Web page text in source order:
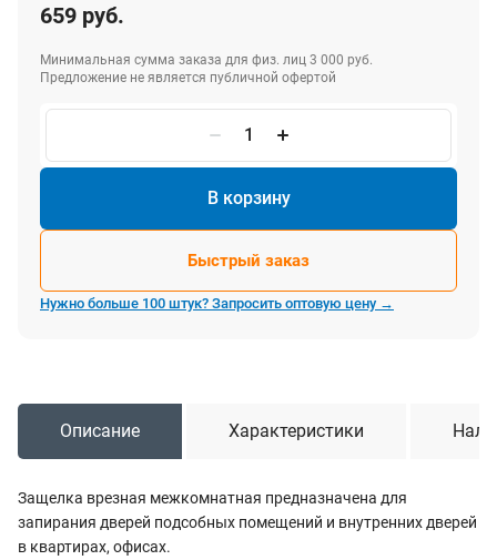
659 руб.
Минимальная сумма заказа для физ. лиц 3 000 руб.
Предложение не является публичной офертой
В корзину
Быстрый заказ
Нужно больше 100 штук? Запросить оптовую цену →
Описание Характеристики
Защелка врезная межкомнатная предназначена для
запирания дверей подсобных помещений и внутренних дверей
в квартирах, офисах.